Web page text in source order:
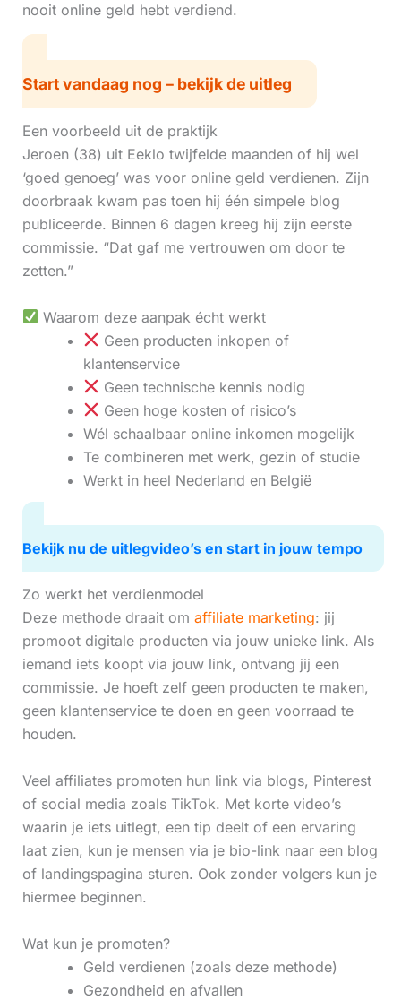
nooit online geld hebt verdiend.
Start vandaag nog – bekijk de uitleg
Een voorbeeld uit de praktijk
Jeroen (38) uit Eeklo twijfelde maanden of hij wel
‘goed genoeg’ was voor online geld verdienen. Zijn
doorbraak kwam pas toen hij één simpele blog
publiceerde. Binnen 6 dagen kreeg hij zijn eerste
commissie. “Dat gaf me vertrouwen om door te
zetten.”
Waarom deze aanpak écht werkt
Geen producten inkopen of
klantenservice
Geen technische kennis nodig
Geen hoge kosten of risico’s
Wél schaalbaar online inkomen mogelijk
Te combineren met werk, gezin of studie
Werkt in heel Nederland en België
Bekijk nu de uitlegvideo’s en start in jouw tempo
Zo werkt het verdienmodel
Deze methode draait om affiliate marketing: jij
promoot digitale producten via jouw unieke link. Als
iemand iets koopt via jouw link, ontvang jij een
commissie. Je hoeft zelf geen producten te maken,
geen klantenservice te doen en geen voorraad te
houden.
Veel affiliates promoten hun link via blogs, Pinterest
of social media zoals TikTok. Met korte video’s
waarin je iets uitlegt, een tip deelt of een ervaring
laat zien, kun je mensen via je bio-link naar een blog
of landingspagina sturen. Ook zonder volgers kun je
hiermee beginnen.
Wat kun je promoten?
Geld verdienen (zoals deze methode)
Gezondheid en afvallen